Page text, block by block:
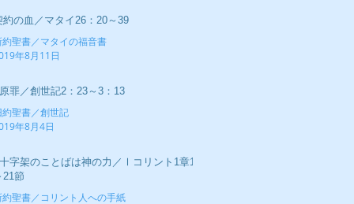
約の血／マタイ26：20～39
約聖書／マタイの福音書
年8月11日
罪／創世記2：23～3：13
約聖書／創世記
年8月4日
字架のことばは神の力／Ⅰコリント1章17
21節
約聖書／コリント人への手紙